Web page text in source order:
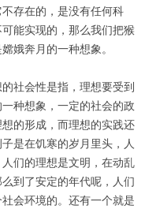
存在的，是没有任何科
能实现的，那么我们把猴
娥奔月的一种想象。
社会性是指，理想要受到
种想象，一定的社会的政
的形成，而理想的实践还
是在饥寒的岁月里头，人
们的理想是文明，在动乱
到了安定的年代呢，人们
会环境的。还有一个就是